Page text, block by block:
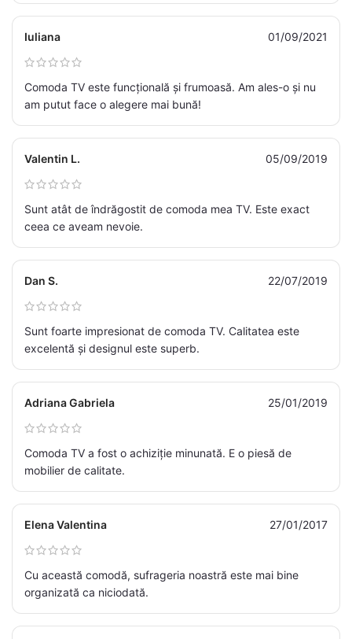
Iuliana 01/09/2021
Comoda TV este funcțională și frumoasă. Am ales-o și nu
am putut face o alegere mai bună!
Valentin L. 05/09/2019
Sunt atât de îndrăgostit de comoda mea TV. Este exact
ceea ce aveam nevoie.
Dan S. 22/07/2019
Sunt foarte impresionat de comoda TV. Calitatea este
excelentă și designul este superb.
Adriana Gabriela 25/01/2019
Comoda TV a fost o achiziție minunată. E o piesă de
mobilier de calitate.
Elena Valentina 27/01/2017
Cu această comodă, sufrageria noastră este mai bine
organizată ca niciodată.